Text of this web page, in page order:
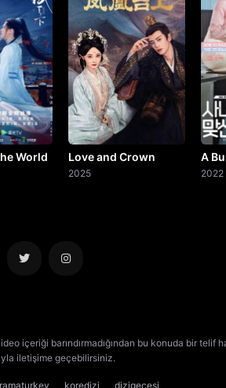
World Love and Crown
2025
A
2022
içeriği barındırmadığından bu konuda bir telif
iletişime geçebilirsiniz.
koredizi dizigecesi